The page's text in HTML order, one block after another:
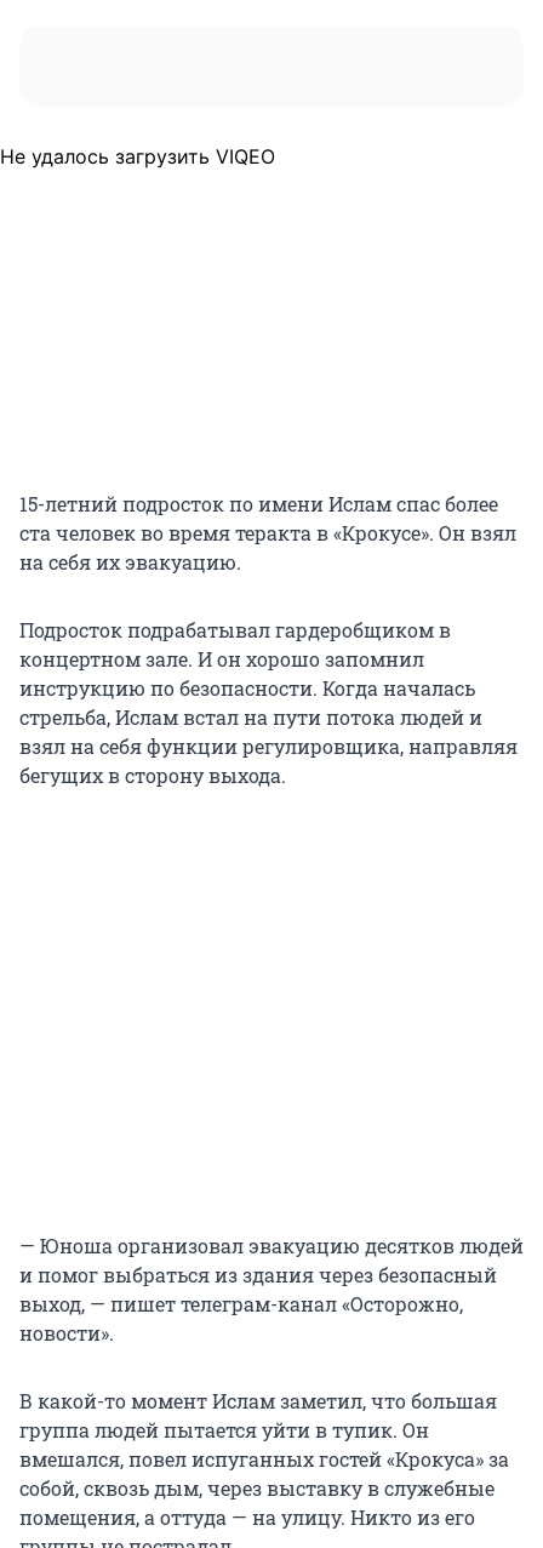
Не удалось загрузить VIQEO
15-летний подросток по имени Ислам спас более
ста человек во время теракта в «Крокусе». Он взял
на себя их эвакуацию.
Подросток подрабатывал гардеробщиком в
концертном зале. И он хорошо запомнил
инструкцию по безопасности. Когда началась
стрельба, Ислам встал на пути потока людей и
взял на себя функции регулировщика, направляя
бегущих в сторону выхода.
— Юноша организовал эвакуацию десятков людей
и помог выбраться из здания через безопасный
выход, — пишет телеграм-канал «Осторожно,
новости».
В какой-то момент Ислам заметил, что большая
группа людей пытается уйти в тупик. Он
вмешался, повел испуганных гостей «Крокуса» за
собой, сквозь дым, через выставку в служебные
помещения, а оттуда — на улицу. Никто из его